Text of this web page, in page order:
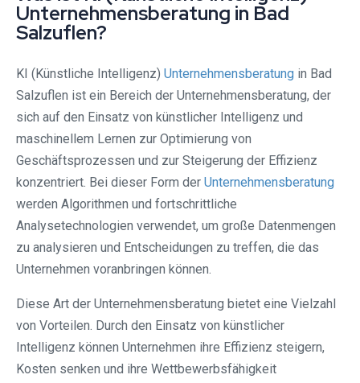
Unternehmensberatung in Bad
Salzuflen?
KI (Künstliche Intelligenz) Unternehmensberatung in Bad
Salzuflen ist ein Bereich der Unternehmensberatung, der
sich auf den Einsatz von künstlicher Intelligenz und
maschinellem Lernen zur Optimierung von
Geschäftsprozessen und zur Steigerung der Effizienz
konzentriert. Bei dieser Form der Unternehmensberatung
werden Algorithmen und fortschrittliche
Analysetechnologien verwendet, um große Datenmengen
zu analysieren und Entscheidungen zu treffen, die das
Unternehmen voranbringen können.
Diese Art der Unternehmensberatung bietet eine Vielzahl
von Vorteilen. Durch den Einsatz von künstlicher
Intelligenz können Unternehmen ihre Effizienz steigern,
Kosten senken und ihre Wettbewerbsfähigkeit